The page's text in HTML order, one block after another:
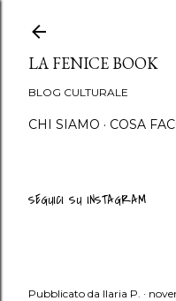
LA FENICE BOOK
BLOG CULTURALE
CHI SIAMO COSA
SEGUICI SU INSTAGRAM
Pubblicato da Ilaria P.